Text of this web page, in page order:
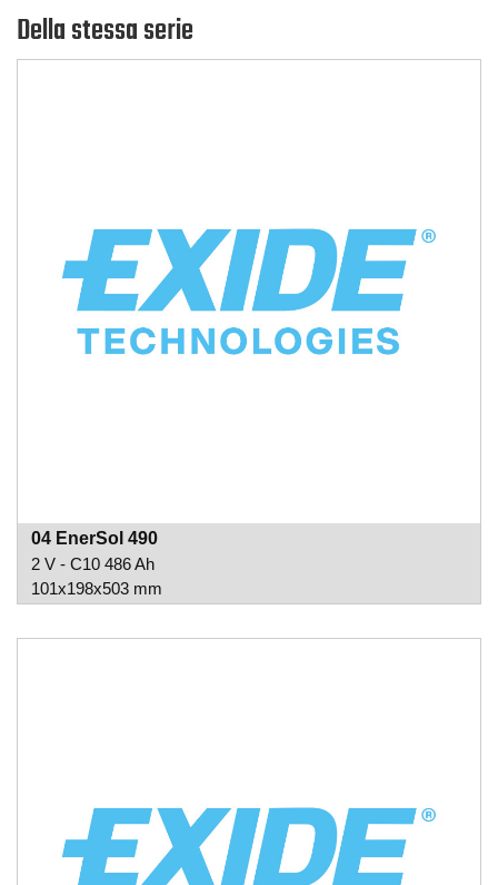
Della stessa serie
04 EnerSol 490
2 V - C10 486 Ah
101x198x503 mm